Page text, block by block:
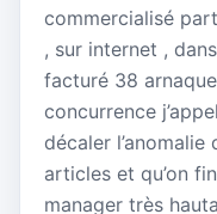
commercialisé
, sur internet ,
facturé 38
concurrence
décaler l’anomalie
articles et qu’on
manager très